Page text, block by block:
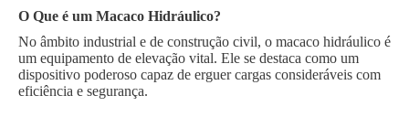
O Que é um Macaco Hidráulico?
No âmbito industrial e de construção civil, o macaco hidráulico é
um equipamento de elevação vital. Ele se destaca como um
dispositivo poderoso capaz de erguer cargas consideráveis com
eficiência e segurança.